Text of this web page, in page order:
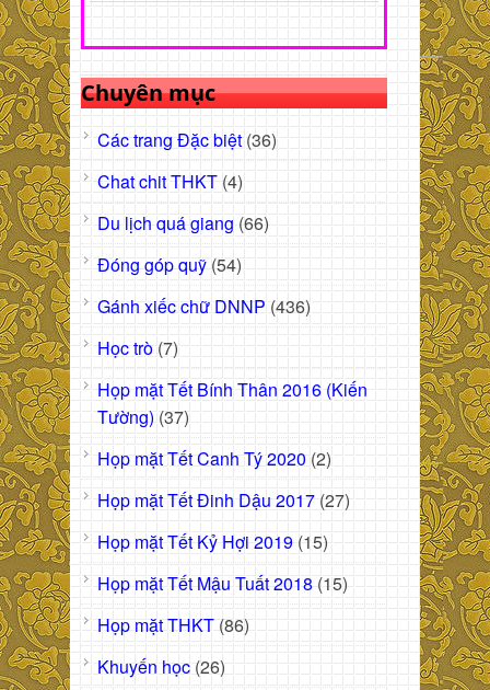
Chuyên mục
Các trang Đặc biệt(36)
Chat chit THKT (4)
Du lịch quá giang (66)
Đóng góp quỹ (54)
Gánh xiếc chữ DNNP (436)
Học trò (7)
Họp mặt Tết Bính Thân 2016 (Kiến
Tường) (37)
Họp mặt Tết Canh Tý 2020 (2)
Họp mặt Tết Đinh Dậu 2017 (27)
Họp mặt Tết Kỷ Hợi 2019 (15)
Họp mặt Tết Mậu Tuất 2018 (15)
Họp mặt THKT (86)
Khuyến học (26)